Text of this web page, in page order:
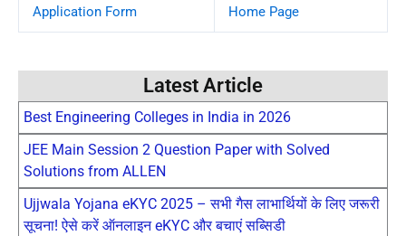
Application Form Home Page
Latest Article
Best Engineering Colleges in India in 2026
JEE Main Session 2 Question Paper with Solved
Solutions from ALLEN
Ujjwala Yojana eKYC 2025 – सभी गैस लाभार्थियों के लिए जरूरी
सूचना! ऐसे करें ऑनलाइन eKYC और बचाएं सब्सिडी